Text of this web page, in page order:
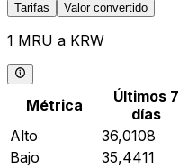
Tarifas Valor convertido
1 MRU a KRW
Métrica
Últimos 7
días
Alto
36,0108
Bajo
35,4411